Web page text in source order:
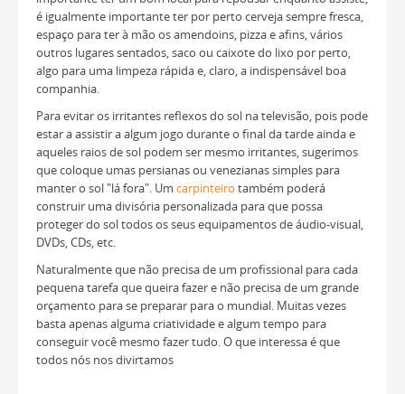
é igualmente importante ter por perto cerveja sempre fresca,
espaço para ter à mão os amendoins, pizza e afins, vários
outros lugares sentados, saco ou caixote do lixo por perto,
algo para uma limpeza rápida e, claro, a indispensável boa
companhia.
Para evitar os irritantes reflexos do sol na televisão, pois pode
estar a assistir a algum jogo durante o final da tarde ainda e
aqueles raios de sol podem ser mesmo irritantes, sugerimos
que coloque umas persianas ou venezianas simples para
manter o sol "lá fora". Um carpinteiro também poderá
construir uma divisória personalizada para que possa
proteger do sol todos os seus equipamentos de áudio-visual,
DVDs, CDs, etc.
Naturalmente que não precisa de um profissional para cada
pequena tarefa que queira fazer e não precisa de um grande
orçamento para se preparar para o mundial. Muitas vezes
basta apenas alguma criatividade e algum tempo para
conseguir você mesmo fazer tudo. O que interessa é que
todos nós nos divirtamos